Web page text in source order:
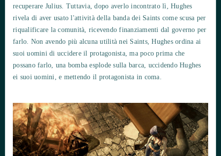
recuperare Julius. Tuttavia, dopo averlo incontrato lì, Hughes
rivela di aver usato l'attività della banda dei Saints come scusa per
riqualificare la comunità, ricevendo finanziamenti dal governo per
farlo. Non avendo più alcuna utilità nei Saints, Hughes ordina ai
suoi uomini di uccidere il protagonista, ma poco prima che
possano farlo, una bomba esplode sulla barca, uccidendo Hughes
ei suoi uomini, e mettendo il protagonista in coma.